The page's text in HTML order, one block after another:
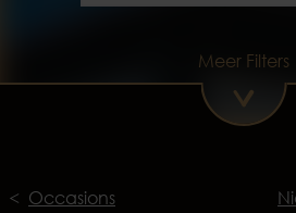
Meer Filters
Occasions